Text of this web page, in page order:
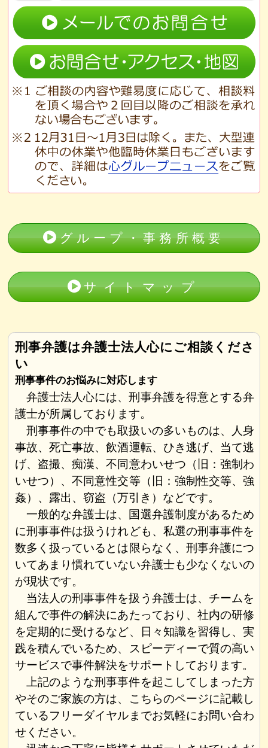
グループ・事務所概要
サイトマップ
刑事弁護は弁護士法人心にご相談くださ
い
刑事事件のお悩みに対応します
弁護士法人心には、刑事弁護を得意とする弁
護士が所属しております。
刑事事件の中でも取扱いの多いものは、人身
事故、死亡事故、飲酒運転、ひき逃げ、当て逃
げ、盗撮、痴漢、不同意わいせつ（旧：強制わ
いせつ）、不同意性交等（旧：強制性交等、強
姦）、露出、窃盗（万引き）などです。
一般的な弁護士は、国選弁護制度があるため
に刑事事件は扱うけれども、私選の刑事事件を
数多く扱っているとは限らなく、刑事弁護につ
いてあまり慣れていない弁護士も少なくないの
が現状です。
当法人の刑事事件を扱う弁護士は、チームを
組んで事件の解決にあたっており、社内の研修
を定期的に受けるなど、日々知識を習得し、実
践を積んでいるため、スピーディーで質の高い
サービスで事件解決をサポートしております。
上記のような刑事事件を起こしてしまった方
やそのご家族の方は、こちらのページに記載し
ているフリーダイヤルまでお気軽にお問い合わ
せください。